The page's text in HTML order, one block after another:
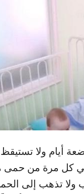
أيام ولا
في كل مرة من
ولا تذهب إلى